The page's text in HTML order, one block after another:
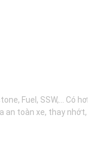
Fuel, SSW,... Có
an toàn xe, thay